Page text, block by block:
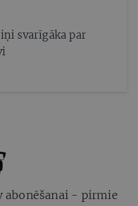
svarīgāka par
abonēšanai - pirmie